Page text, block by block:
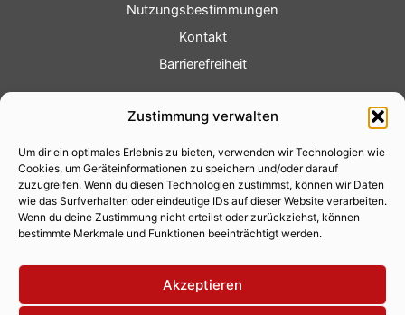
Zustimmung verwalten
Um dir ein optimales Erlebnis zu bieten, verwenden wir Technologien wie
Cookies, um Geräteinformationen zu speichern und/oder darauf
zuzugreifen. Wenn du diesen Technologien zustimmst, können wir Daten
wie das Surfverhalten oder eindeutige IDs auf dieser Website verarbeiten.
Wenn du deine Zustimmung nicht erteilst oder zurückziehst, können
bestimmte Merkmale und Funktionen beeinträchtigt werden.
Akzeptieren
Nutzungsbestimmungen
Kontakt
Barrierefreiheit
Fotoservice
Videoservice
Werbung
Contenterstellung
Lokalnachrichten
Lokalfernsehen